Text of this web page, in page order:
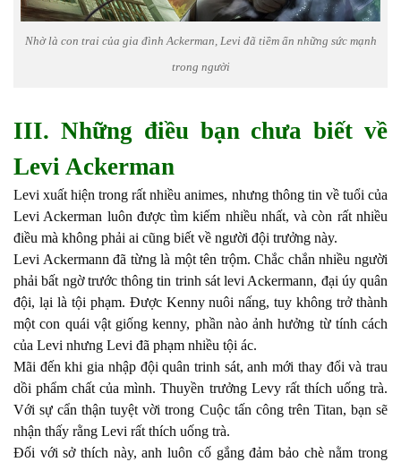
Nhờ là con trai của gia đình Ackerman, Levi đã tiềm ẩn những sức mạnh
trong người
III. Những điều bạn chưa biết về
Levi Ackerman
Levi xuất hiện trong rất nhiều animes, nhưng thông tin về tuổi của
Levi Ackerman luôn được tìm kiếm nhiều nhất, và còn rất nhiều
điều mà không phải ai cũng biết về người đội trưởng này.
Levi Ackermann đã từng là một tên trộm. Chắc chắn nhiều người
phải bất ngờ trước thông tin trinh sát levi Ackermann, đại úy quân
đội, lại là tội phạm. Được Kenny nuôi nấng, tuy không trở thành
một con quái vật giống kenny, phần nào ảnh hưởng từ tính cách
của Levi nhưng Levi đã phạm nhiều tội ác.
Mãi đến khi gia nhập đội quân trinh sát, anh mới thay đổi và trau
dồi phẩm chất của mình. Thuyền trưởng Levy rất thích uống trà.
Với sự cẩn thận tuyệt vời trong Cuộc tấn công trên Titan, bạn sẽ
nhận thấy rằng Levi rất thích uống trà.
Đối với sở thích này, anh luôn cố gắng đảm bảo chè nằm trong